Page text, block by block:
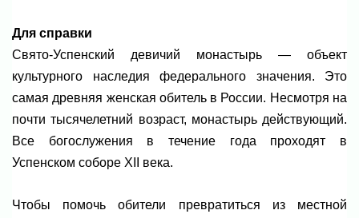
Для справки
Свято-Успенский девичий монастырь — объект
культурного наследия федерального значения. Это
самая древняя женская обитель в России. Несмотря на
почти тысячелетний возраст, монастырь действующий.
Все богослужения в течение года проходят в
Успенском соборе XII века.
Чтобы помочь обители превратиться из местной